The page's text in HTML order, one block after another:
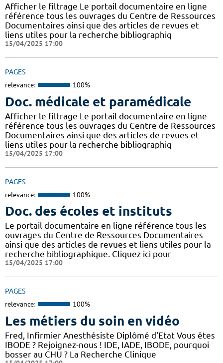
Afficher le filtrage Le portail documentaire en ligne
référence tous les ouvrages du Centre de Ressources
Documentaires ainsi que des articles de revues et
liens utiles pour la recherche bibliographiq
15/04/2025 17:00
PAGES
relevance: 100%
Doc. médicale et paramédicale
Afficher le filtrage Le portail documentaire en ligne
référence tous les ouvrages du Centre de Ressources
Documentaires ainsi que des articles de revues et
liens utiles pour la recherche bibliographiq
15/04/2025 17:00
PAGES
relevance: 100%
Doc. des écoles et instituts
Le portail documentaire en ligne référence tous les
ouvrages du Centre de Ressources Documentaires
ainsi que des articles de revues et liens utiles pour la
recherche bibliographique. Cliquez ici pour
15/04/2025 17:00
PAGES
relevance: 100%
Les métiers du soin en vidéo
Fred, Infirmier Anesthésiste Diplômé d'Etat Vous êtes
IBODE ? Rejoignez-nous ! IDE, IADE, IBODE, pourquoi
bosser au CHU ? La Recherche Clinique